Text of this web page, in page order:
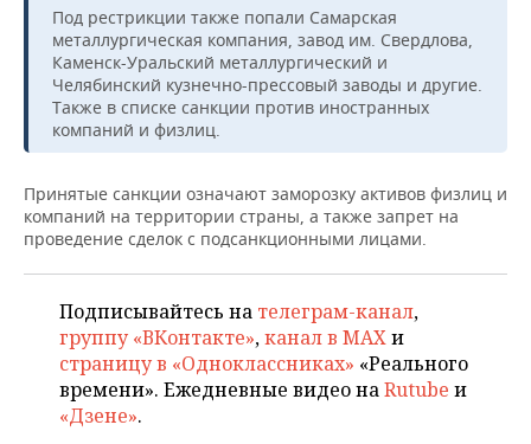
ВУЗЫ ТАТАРСТАНА
КОМУ ПРИНАДЛЕЖАТ
ТОРГОВЫЕ ЦЕНТРЫ
ТАТАРСТАНА
БАНКИ
БЮДЖЕТ
ИНВЕСТИЦИИ
АГРОПРОМ
МАШИНОСТРОЕНИЕ
НЕФТЕХИМИЯ
НЕФТЬ
ОПК
ЭНЕРГЕТИКА
НОВОСТИ НЕДВИЖИМОСТИ
АВТО
НОВОСТИ АВТО
БИЗНЕС
НОВОСТИ БИЗНЕСА
ТРАНСПОРТ
ТЕХНОЛОГИИ
IT
ТЕЛЕКОММУНИКАЦИИ
НОВОСТИ МЕРОПРИЯТИЙ
БИЗНЕС-БРАНЧИ
ONLINE-КОНФЕРЕНЦИИ
СПОРТ
ФУТБОЛ
ХОККЕЙ
НОВОСТИ ОБЩЕСТВА
ВЛАСТЬ
ФОТОГАЛЕРЕЯ
СЮЖЕТЫ
Под рестрикции также попали Самарская
металлургическая компания, завод им. Свердлова,
Каменск-Уральский металлургический и
Челябинский кузнечно-прессовый заводы и другие.
Также в списке санкции против иностранных
компаний и физлиц.
Принятые санкции означают заморозку активов физлиц и
компаний на территории страны, а также запрет на
проведение сделок с подсанкционными лицами.
Подписывайтесь на телеграм-канал,
группу «ВКонтакте»,канал в MAXи
страницу в «Одноклассниках» «Реального
времени». Ежедневные видео наRutube и
«Дзене».